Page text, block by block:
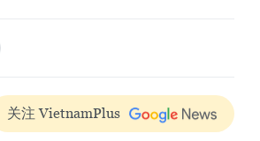
关注 VietnamPlus